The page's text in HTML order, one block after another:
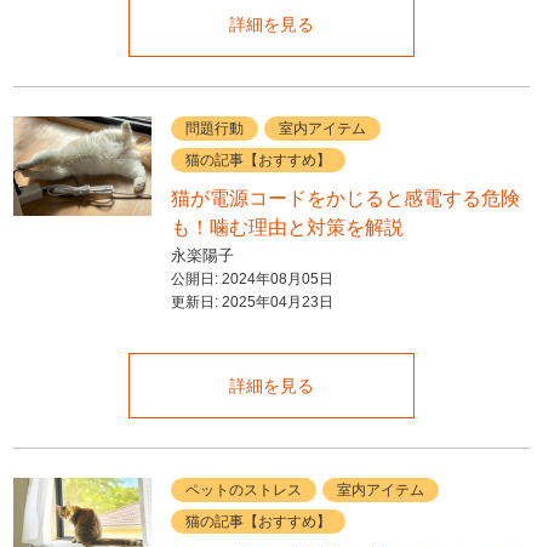
詳細を見る
問題行動
室内アイテム
猫の記事【おすすめ】
猫が電源コードをかじると感電する危険
も！噛む理由と対策を解説
永楽陽子
公開日: 2024年08月05日
更新日: 2025年04月23日
詳細を見る
ペットのストレス
室内アイテム
猫の記事【おすすめ】